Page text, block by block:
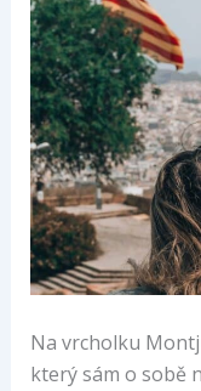
Na vrcholku
který sám o sobě